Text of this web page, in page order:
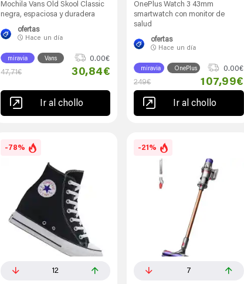
Mochila Vans Old Skool Classic
negra, espaciosa y duradera
ofertas
Hace un día
miravia Vans
0.00€
47,71€
30,84€
Ir al chollo
OnePlus Watch 3 43mm
smartwatch con monitor de
salud
ofertas
Hace un día
miravia OnePlus
0.00€
249€
107,99€
Ir al chollo
-78%
12
-21%
7